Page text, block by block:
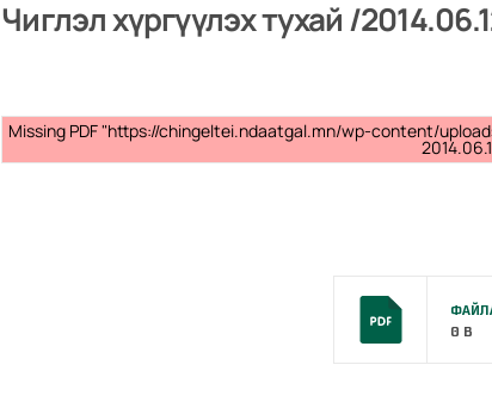
Чиглэл хүргүүлэх тухай /
Missing PDF "https://chingeltei.ndaatgal.mn/wp-content/
0 B